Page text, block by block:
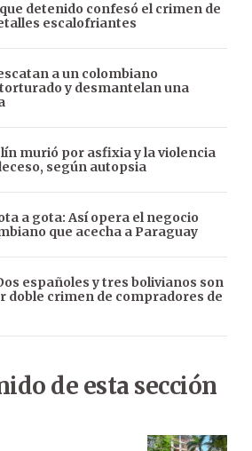
detenido confesó el crimen de
escalofriantes
a un colombiano
y desmantelan una
murió por asfixia y la violencia
según autopsia
a gota: Así opera el negocio
que acecha a Paraguay
españoles y tres bolivianos son
doble crimen de compradores de
de esta sección